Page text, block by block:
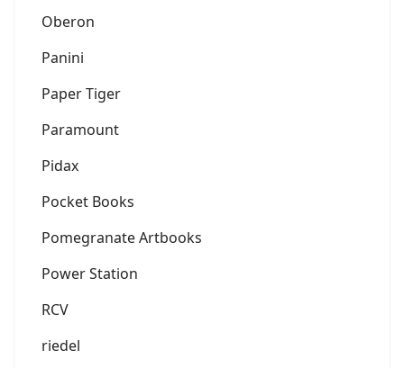
Oberon
Panini
Paper Tiger
Paramount
Pidax
Pocket Books
Pomegranate Artbooks
Power Station
RCV
riedel